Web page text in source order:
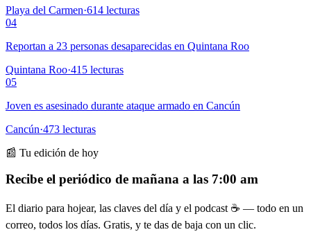
Playa del Carmen·614 lecturas
04
Reportan a 23 personas desaparecidas en Quintana Roo
Quintana Roo·415 lecturas
05
Joven es asesinado durante ataque armado en Cancún
Cancún·473 lecturas
📰 Tu edición de hoy
Recibe el periódico de mañana a las 7:00 am
El diario para hojear, las claves del día y el podcast ☕ — todo en un
correo, todos los días. Gratis, y te das de baja con un clic.